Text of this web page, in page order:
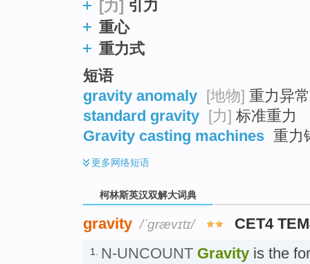
[力] 引力
重心
重力式
短语
gravity anomaly [地物] 重力异常
standard gravity [力] 标准重力
Gravity casting machines 重力
更多网络短语
柯林斯英汉双解大词典
gravity /ˈɡrævɪtɪ/ CET4
1. N-UNCOUNT Gravity is the